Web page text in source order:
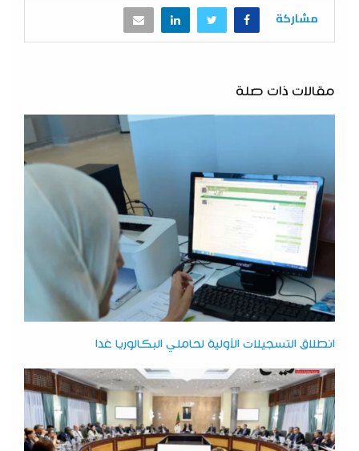
مشاركة
مقالات ذات صلة
انطلاق التسجيلات الأولية لحاملي البكالوريا غدا